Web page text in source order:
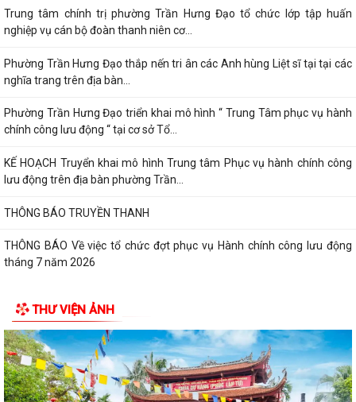
Trung tâm chính trị phường Trần Hưng Đạo tổ chức lớp tập huấn
nghiệp vụ cán bộ đoàn thanh niên cơ...
Phường Trần Hưng Đạo thắp nến tri ân các Anh hùng Liệt sĩ tại tại các
nghĩa trang trên địa bàn...
Phường Trần Hưng Đạo triển khai mô hình “ Trung Tâm phục vụ hành
chính công lưu động “ tại cơ sở Tổ...
KẾ HOẠCH Truyển khai mô hình Trung tâm Phục vụ hành chính công
lưu động trên địa bàn phường Trần...
THÔNG BÁO TRUYỀN THANH
THÔNG BÁO Về việc tổ chức đợt phục vụ Hành chính công lưu động
tháng 7 năm 2026
tâm thần Hải Dương nhân dịp 79...
Đồng chí Vũ Thị Hiên, Phó bí thư thường trực Đảng ủy phường Trần
Hưng Đạo thăm, tặng quà nhân Ngày...
Phường Trần Hưng Đạo triển khai lấy mẫu ADN các phần mộ liệt sĩ vô
THƯ VIỆN ẢNH